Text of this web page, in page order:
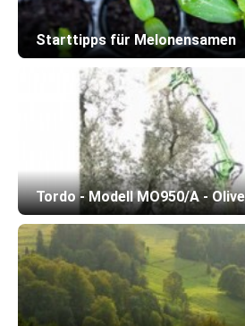
Starttipps für Melonensamen
Tordo - Modell MO950/A -